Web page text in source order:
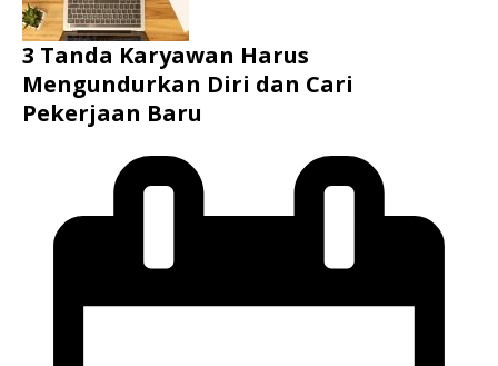
3 Tanda Karyawan Harus
Mengundurkan Diri dan Cari
Pekerjaan Baru